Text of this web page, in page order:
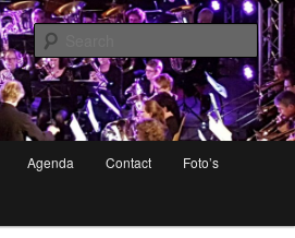
Agenda Contact Foto’s